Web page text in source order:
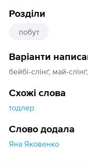
Розділи
побут
Варіанти
бейбі-слінґ, май-
Схожі слова
тодлер
Слово додала
Яна Яковенко